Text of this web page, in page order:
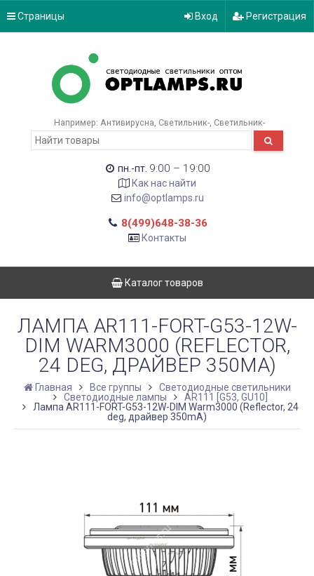
Страницы Вход Регистрация
Например: Антивирусна Светильник- Светильник-
пн.-пт. 9:00 – 19:00
Как нас найти
info@optlamps.ru
8(499)648-38-36
Контакты
Каталог товаров
ЛАМПА AR111-FORT-G53-12W-
DIM WARM3000 (REFLECTOR,
24 DEG, ДРАЙВЕР 350MA)
Главная Все группы
Светодиодные светильники
Светодиодные лампы
AR111 [G53, GU10]
Лампа AR111-FORT-G53-12W-DIM Warm3000 (Reflector, 24
deg, драйвер 350mA)